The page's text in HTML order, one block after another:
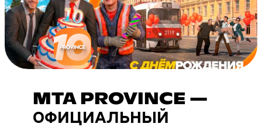
MTA PROVINCE —
ОФИЦИАЛЬНЫЙ